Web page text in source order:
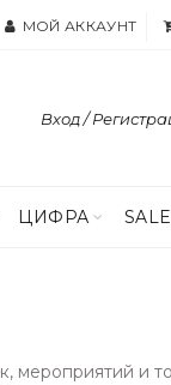
МОЙ АККАУНТ
Вход /
ЦИФРА SALE
мероприятий и